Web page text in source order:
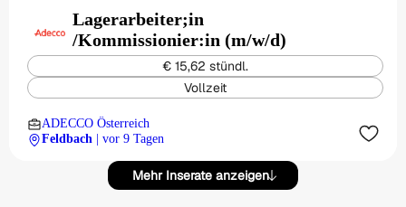
Lagerarbeiter;in
/Kommissionier:in (m/w/d)
€ 15,62 stündl.
Vollzeit
ADECCO Österreich
Feldbach
| vor 9 Tagen
Mehr Inserate anzeigen